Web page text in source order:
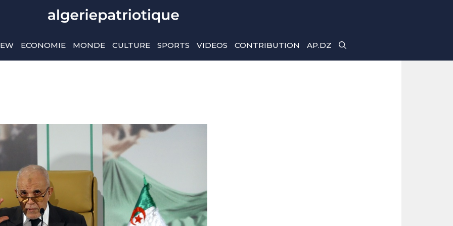
ECONOMIE MONDE CULTURE SPORTS VIDEOS CONTRIBUTION AP.DZ